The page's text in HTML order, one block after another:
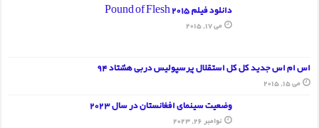
دانلود فیلم Pound of Flesh 2015
می 17, 2015
اس ام اس جدید کل کل استقلال پرسپولیس دربی هشتاد 94
می 15, 2015
وضعیت سینمای افغانستان در سال 2023
نوامبر 26, 2023